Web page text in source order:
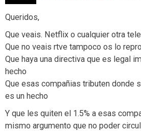
Queridos,
Que veais. Netflix o cualquier otra
Que no veais rtve tampoco os lo
Que haya una directiva que es legal
hecho
Que esas compañias tributen donde
es un hecho
Y que les quiten el 1.5% a esas
mismo argumento que no poder